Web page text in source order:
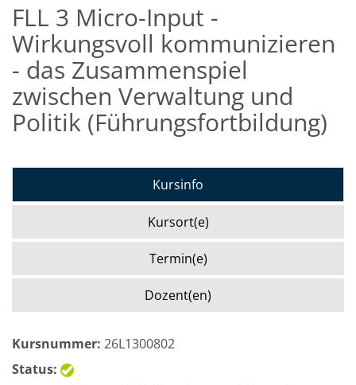
FLL 3 Micro-Input -
Wirkungsvoll kommunizieren
- das Zusammenspiel
zwischen Verwaltung und
Politik (Führungsfortbildung)
Kursinfo
Kursort(e)
Termin(e)
Dozent(en)
Kursnummer: 26L1300802
Status: